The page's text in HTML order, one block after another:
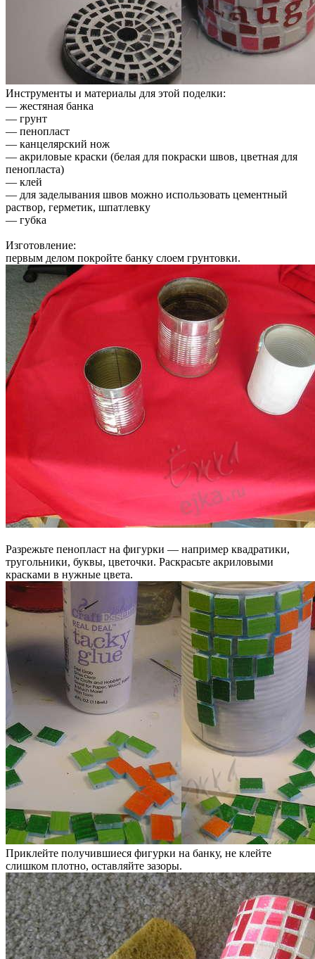
Инструменты и материалы для этой поделки:
— жестяная банка
— грунт
— пенопласт
— канцелярский нож
— акриловые краски (белая для покраски швов, цветная для
пенопласта)
— клей
— для заделывания швов можно использовать цементный
раствор, герметик, шпатлевку
— губка
Изготовление:
первым делом покройте банку слоем грунтовки.
Разрежьте пенопласт на фигурки — например квадратики,
тругольники, буквы, цветочки. Раскрасьте акриловыми
красками в нужные цвета.
Приклейте получившиеся фигурки на банку, не клейте
слишком плотно, оставляйте зазоры.